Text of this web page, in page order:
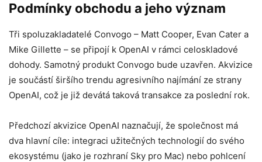
Podmínky obchodu a jeho význam
Tři spoluzakladatelé Convogo – Matt Cooper, Evan Cater a
Mike Gillette – se připojí k OpenAI v rámci celoskladové
dohody. Samotný produkt Convogo bude uzavřen. Akvizice
je součástí širšího trendu agresivního najímání ze strany
OpenAI, což je již devátá taková transakce za poslední rok.
Předchozí akvizice OpenAI naznačují, že společnost má
dva hlavní cíle: integraci užitečných technologií do svého
ekosystému (jako je rozhraní Sky pro Mac) nebo pohlcení